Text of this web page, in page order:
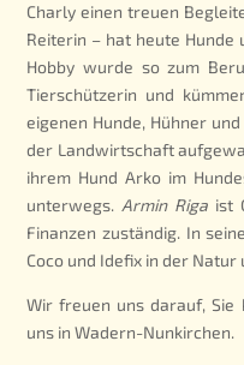
Charly einen treuen
Reiterin – hat heute Hunde
Hobby wurde so zum
Tierschützerin und
eigenen Hunde, Hühner und
der Landwirtschaft
ihrem Hund Arko im
unterwegs. Armin Riga ist
Finanzen zuständig. In
Coco und Idefix in der
Wir freuen uns darauf, Sie
uns in Wadern-Nunkirchen.